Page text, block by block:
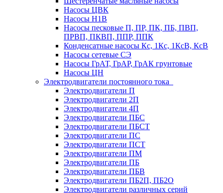
Насосы ЦВК
Насосы Н1В
Насосы песковые П, ПР, ПК, ПБ, ПВП,
ПРВП, ПКВП, ППР, ППК
Конденсатные насосы Кс, 1Кс, 1КсВ, КсВ
Насосы сетевые СЭ
Насосы ГрАТ, ГрАР, ГрАК грунтовые
Насосы ЦН
Электродвигатели постоянного тока
Электродвигатели П
Электродвигатели 2П
Электродвигатели 4П
Электродвигатели ПБС
Электродвигатели ПБСТ
Электродвигатели ПС
Электродвигатели ПСТ
Электродвигатели ПМ
Электродвигатели ПБ
Электродвигатели ПБВ
Электродвигатели ПБ2П, ПБ2О
Электродвигатели различных серий